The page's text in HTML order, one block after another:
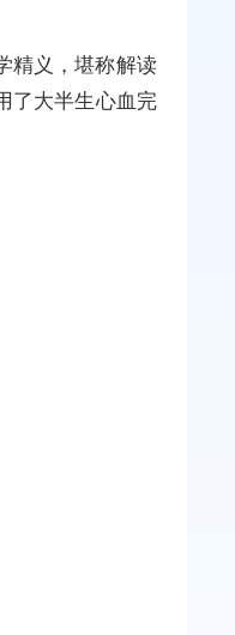
精义，堪称解读
了大半生心血完